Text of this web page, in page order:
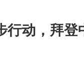
行动，拜